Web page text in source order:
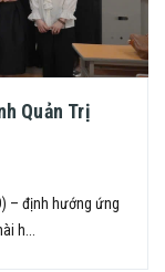
Quản Trị
– định hướng ứng
h...